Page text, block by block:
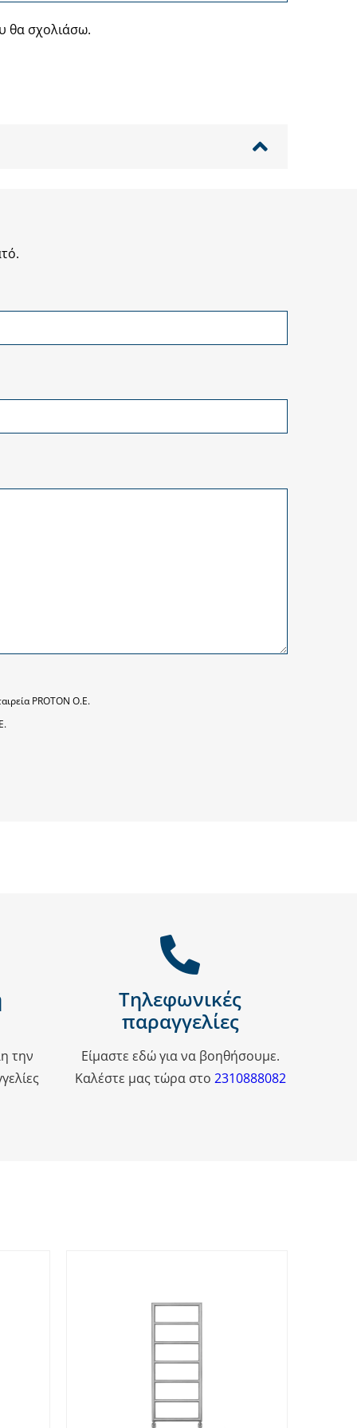
θα σχολιάσω.
PROTON O.E.
την
Τηλεφωνικές
παραγγελίες
Είμαστε εδώ για να βοηθήσουμε.
Καλέστε μας τώρα στο 2310888082